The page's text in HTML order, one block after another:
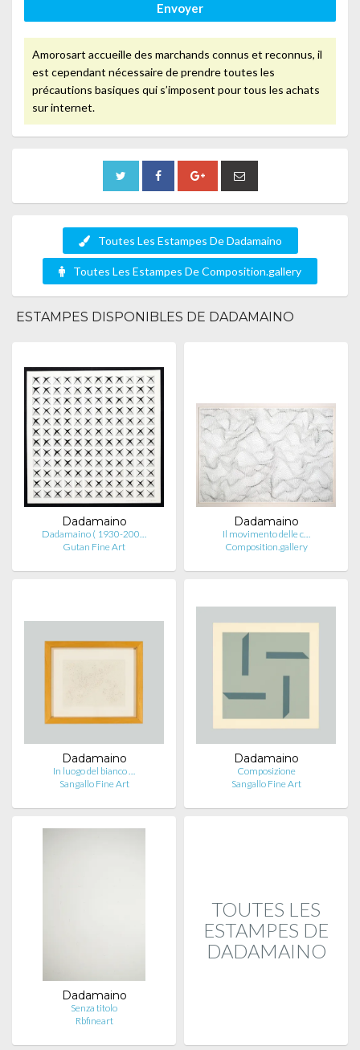
Envoyer
Amorosart accueille des marchands connus et reconnus, il
est cependant nécessaire de prendre toutes les
précautions basiques qui s’imposent pour tous les achats
sur internet.
Toutes Les Estampes De Dadamaino
Toutes Les Estampes De Composition.gallery
ESTAMPES DISPONIBLES DE DADAMAINO
Dadamaino
Dadamaino ( 1930-200…
Gutan Fine Art
Dadamaino
Il movimento delle c…
Composition.gallery
Dadamaino
In luogo del bianco …
Sangallo Fine Art
Dadamaino
Composizione
Sangallo Fine Art
Dadamaino
Senza titolo
Rbfineart
TOUTES LES
ESTAMPES DE
DADAMAINO